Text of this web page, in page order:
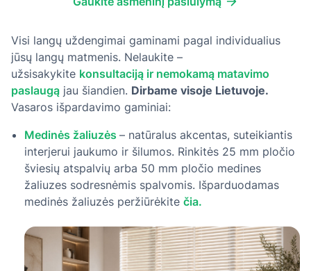
Visi langų uždengimai gaminami pagal individualius
jūsų langų matmenis. Nelaukite –
užsisakykite konsultaciją ir nemokamą matavimo
paslaugą jau šiandien. Dirbame visoje Lietuvoje.
Vasaros išpardavimo gaminiai:
Medinės žaliuzės – natūralus akcentas, suteikiantis
interjerui jaukumo ir šilumos. Rinkitės 25 mm pločio
šviesių atspalvių arba 50 mm pločio medines
žaliuzes sodresnėmis spalvomis. Išparduodamas
medinės žaliuzės peržiūrėkite čia.